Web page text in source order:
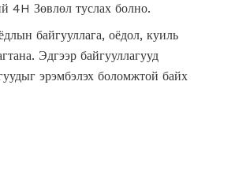
4H Зөвлөл туслах болно.
байгууллага, оёдол, куиль
Эдгээр байгууллагууд
эрэмбэлэх боломжтой байх